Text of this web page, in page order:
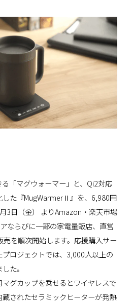
「マグウォーマー」と、Qi2対応
した『MugWarmerⅡ』を、6,980円
3日（金） よりAmazon・楽天市場
ならびに一部の家電量販店、直営
売を順次開始します。応援購入サー
ロジェクトでは、3,000人以上の
た。
グカップを乗せるとワイヤレスで
されたセラミックヒーターが発熱